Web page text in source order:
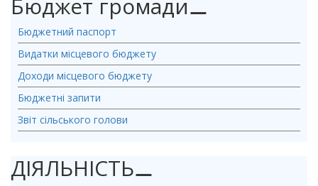
Бюджет громади⚊
Бюджетний паспорт
Видатки місцевого бюджету
Доходи місцевого бюджету
Бюджетні запити
Звіт сільського голови
ДІЯЛЬНІСТЬ⚊